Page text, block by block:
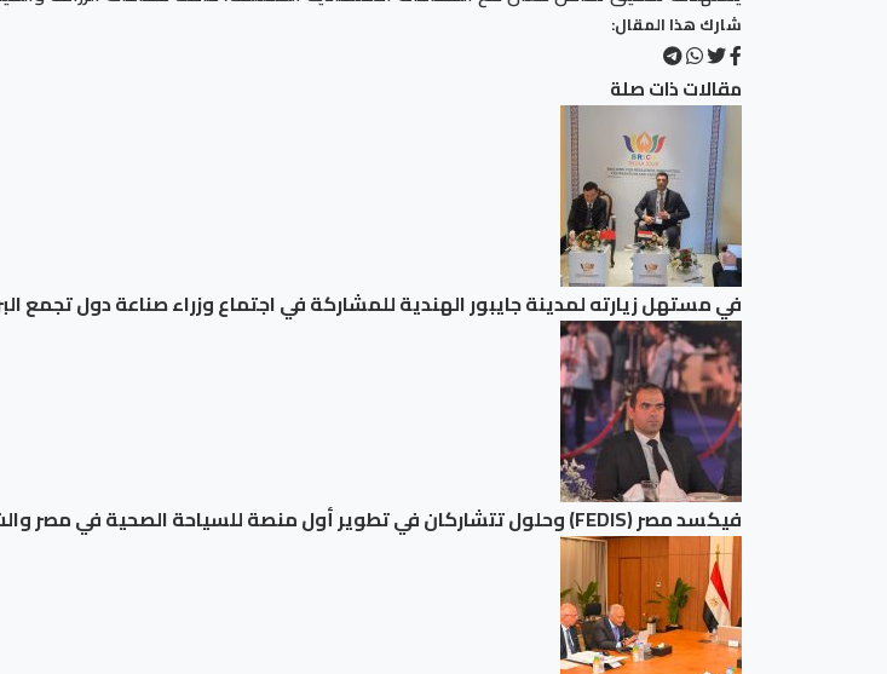
شارك هذا المقال:
مقالات ذات صلة
في مستهل زيارته لمدينة جايبور الهندية للمشاركة في اجتماع وزراء صناعة دول تجمع
فيكسد مصر (FEDIS) وحلول تتشاركان في تطوير أول منصة للسياحة الصحية في مصر والشرق الأوسط وأفريقيا..